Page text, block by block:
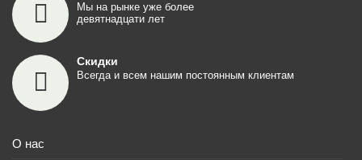
Мы на рынке уже более
девятнадцати лет
Скидки
Всегда и всем нашим постоянным клиентам
О нас